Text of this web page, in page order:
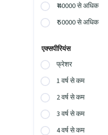
₹ 40000 से अधिक
₹ 50000 से अधिक
एक्सपीरियंस
फ्रेशर
1 वर्ष से कम
2 वर्ष से कम
3 वर्ष से कम
4 वर्ष से कम